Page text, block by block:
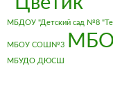
МБДОУ "Детский сад №8
МБОУ СОШ№3
МБУДО ДЮСШ